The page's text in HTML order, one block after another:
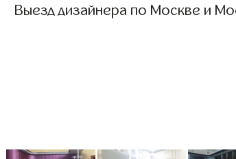
Выезд дизайнера по Москве и